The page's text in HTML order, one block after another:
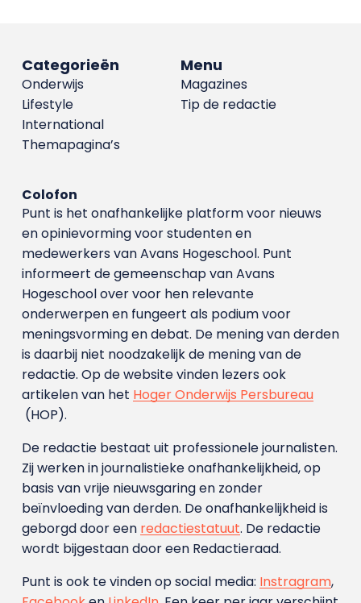
Menu
Magazines
Tip de redactie
Categorieën
Onderwijs
Lifestyle
International
Themapagina’s
Colofon
Punt is het onafhankelijke platform voor nieuws
en opinievorming voor studenten en
medewerkers van Avans Hoge­school. Punt
informeert de gemeenschap van Avans
Hogeschool over voor hen relevante
onderwerpen en fungeert als podium voor
meningsvorming en debat. De mening van derden
is daarbij niet noodzakelijk de mening van de
redactie. Op de website vinden lezers ook
artikelen van het Hoger Onderwijs Persbureau
(HOP).
De redactie bestaat uit professionele journalisten.
Zij werken in journalistieke onafhankelijkheid, op
basis van vrije nieuwsgaring en zonder
beïnvloeding van derden. De onafhankelijkheid is
geborgd door een redactiestatuut. De redactie
wordt bijgestaan door een Redactieraad.
Punt is ook te vinden op social media: Instragram,